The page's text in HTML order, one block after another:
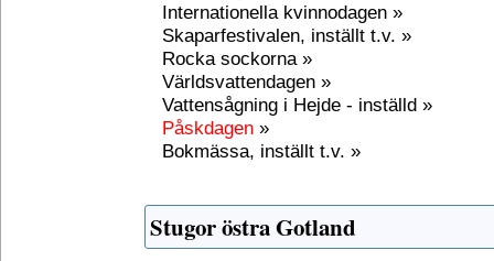
Internationella kvinnodagen »
Skaparfestivalen, inställt t.v. »
Rocka sockorna »
Världsvattendagen »
Vattensågning i Hejde - inställd »
Påskdagen »
Bokmässa, inställt t.v. »
Stugor östra Gotland